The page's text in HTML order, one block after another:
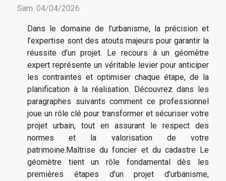
Sam. 04/04/2026
Dans le domaine de l’urbanisme, la précision et
l’expertise sont des atouts majeurs pour garantir la
réussite d’un projet. Le recours à un géomètre
expert représente un véritable levier pour anticiper
les contraintes et optimiser chaque étape, de la
planification à la réalisation. Découvrez dans les
paragraphes suivants comment ce professionnel
joue un rôle clé pour transformer et sécuriser votre
projet urbain, tout en assurant le respect des
normes et la valorisation de votre
patrimoine.Maîtrise du foncier et du cadastre Le
géomètre tient un rôle fondamental dès les
premières étapes d’un projet d’urbanisme,